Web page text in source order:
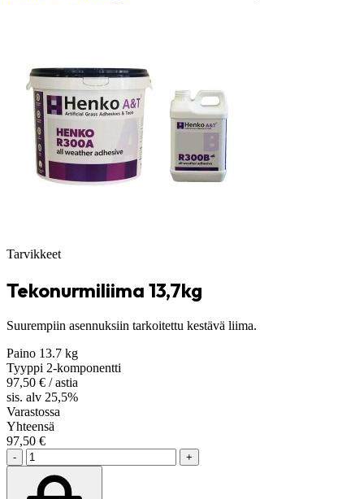
Tarvikkeet
Tekonurmiliima 13,7kg
Suurempiin asennuksiin tarkoitettu kestävä liima.
Paino 13.7 kg
Tyyppi 2-komponentti
97,50 € / astia
sis. alv 25,5%
Varastossa
Yhteensä
97,50 €
- +